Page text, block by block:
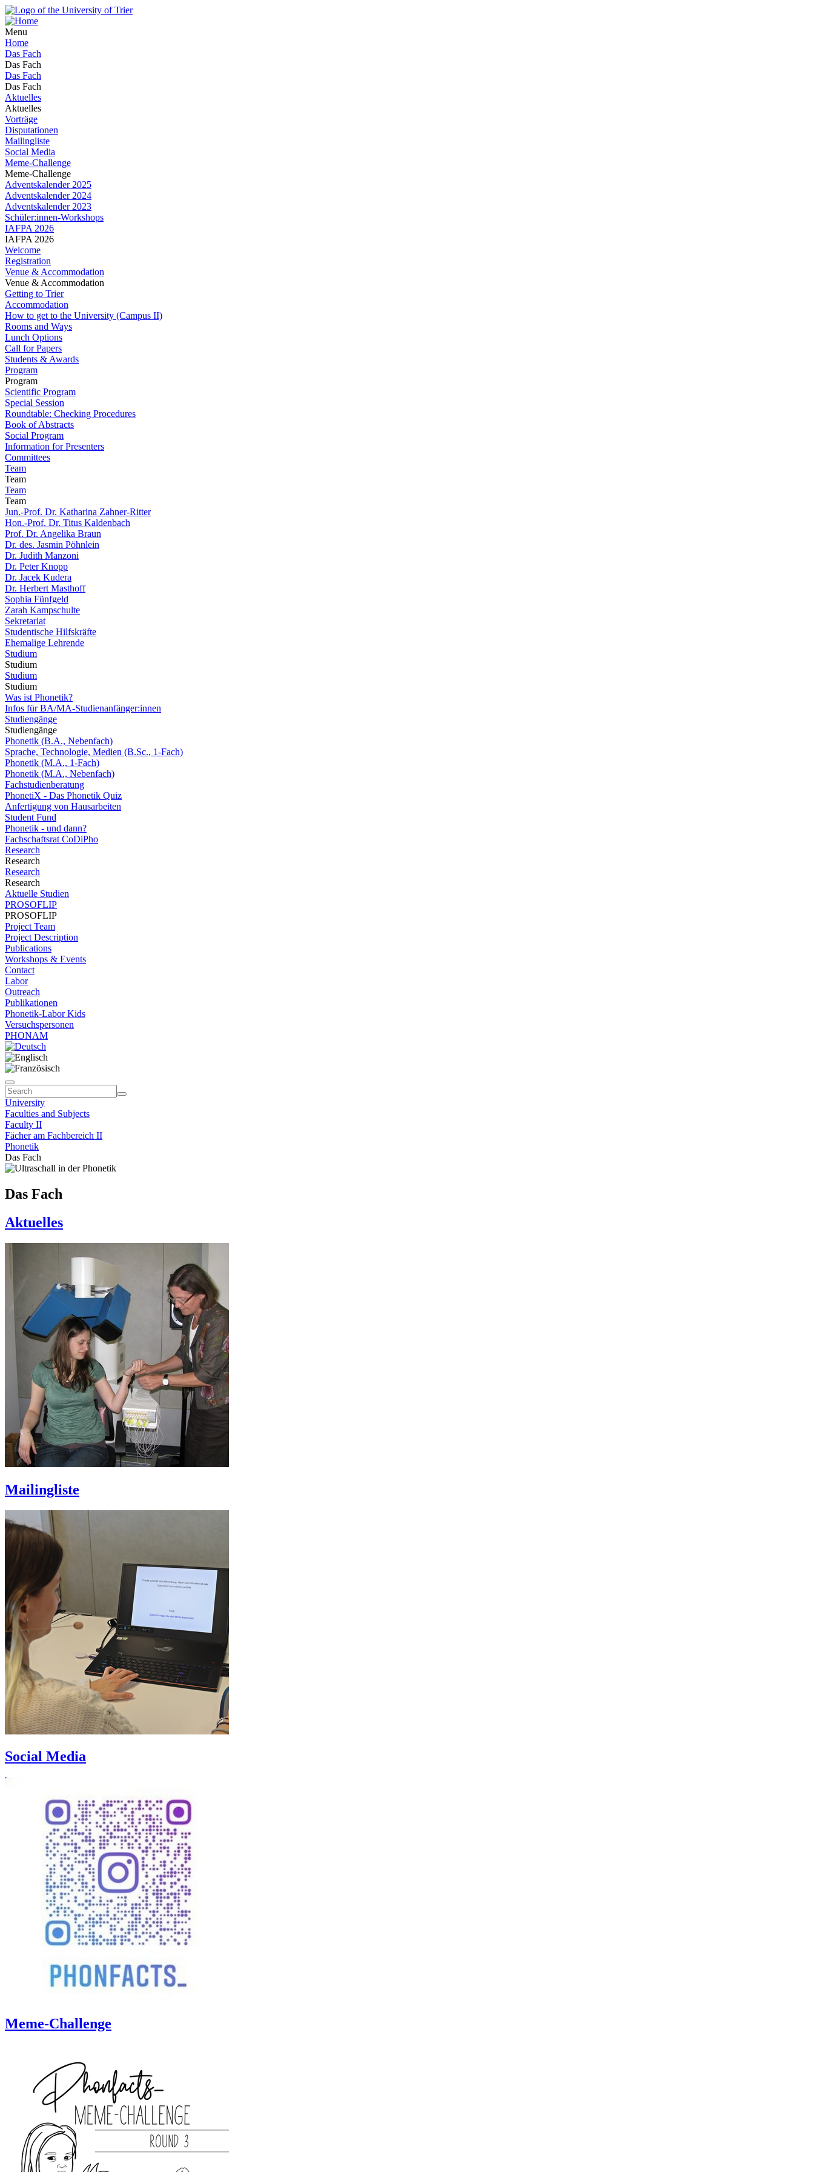
Menu
Home
Das Fach
Das Fach
Das Fach
Das Fach
Aktuelles
Aktuelles
Vorträge
Disputationen
Mailingliste
Social Media
Meme-Challenge
Meme-Challenge
Adventskalender 2025
Adventskalender 2024
Adventskalender 2023
Schüler:innen-Workshops
IAFPA 2026
IAFPA 2026
Welcome
Registration
Venue & Accommodation
Venue & Accommodation
Getting to Trier
Accommodation
How to get to the University (Campus II)
Rooms and Ways
Lunch Options
Call for Papers
Students & Awards
Program
Program
Scientific Program
Special Session
Roundtable: Checking Procedures
Book of Abstracts
Social Program
Information for Presenters
Committees
Team
Team
Team
Team
Jun.-Prof. Dr. Katharina Zahner-Ritter
Hon.-Prof. Dr. Titus Kaldenbach
Prof. Dr. Angelika Braun
Dr. des. Jasmin Pöhnlein
Dr. Judith Manzoni
Dr. Peter Knopp
Dr. Jacek Kudera
Dr. Herbert Masthoff
Sophia Fünfgeld
Zarah Kampschulte
Sekretariat
Studentische Hilfskräfte
Ehemalige Lehrende
Studium
Studium
Studium
Studium
Was ist Phonetik?
Infos für BA/MA-Studienanfänger:innen
Studiengänge
Studiengänge
Phonetik (B.A., Nebenfach)
Sprache, Technologie, Medien (B.Sc., 1-Fach)
Phonetik (M.A., 1-Fach)
Phonetik (M.A., Nebenfach)
Fachstudienberatung
PhonetiX - Das Phonetik Quiz
Anfertigung von Hausarbeiten
Student Fund
Phonetik - und dann?
Fachschaftsrat CoDiPho
Research
Research
Research
Research
Aktuelle Studien
PROSOFLIP
PROSOFLIP
Project Team
Project Description
Publications
Workshops & Events
Contact
Labor
Outreach
Publikationen
Phonetik-Labor Kids
Versuchspersonen
PHONAM
University
Faculties and Subjects
Faculty II
Fächer am Fachbereich II
Phonetik
Das Fach
Das Fach
Aktuelles
Mailingliste
Social Media
Meme-Challenge